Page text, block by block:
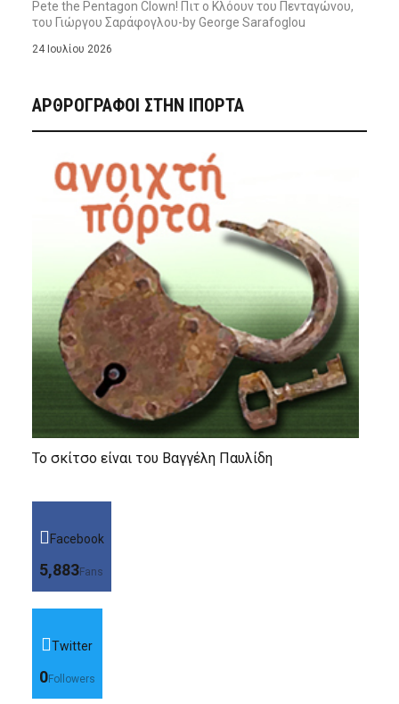
Pete the Pentagon Clown! Πιτ ο Κλόουν του Πενταγώνου,
του Γιώργου Σαράφογλου-by George Sarafoglou
24 Ιουλίου 2026
ΑΡΘΡΟΓΡΑΦΟΙ ΣΤΗΝ IΠΟΡΤΑ
Το σκίτσο είναι του Βαγγέλη Παυλίδη
Facebook
5,883Fans
Twitter
0Followers